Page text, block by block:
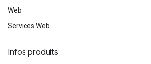
Web
Services Web
Infos produits